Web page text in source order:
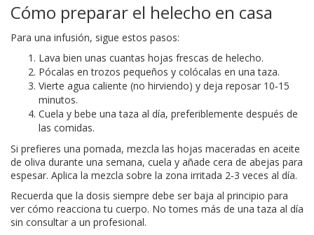
Cómo preparar el helecho en casa
Para una infusión, sigue estos pasos:
Lava bien unas cuantas hojas frescas de helecho.
Pócalas en trozos pequeños y colócalas en una taza.
Vierte agua caliente (no hirviendo) y deja reposar 10‑15
minutos.
Cuela y bebe una taza al día, preferiblemente después de
las comidas.
Si prefieres una pomada, mezcla las hojas maceradas en aceite
de oliva durante una semana, cuela y añade cera de abejas para
espesar. Aplica la mezcla sobre la zona irritada 2‑3 veces al día.
Recuerda que la dosis siempre debe ser baja al principio para
ver cómo reacciona tu cuerpo. No tomes más de una taza al día
sin consultar a un profesional.